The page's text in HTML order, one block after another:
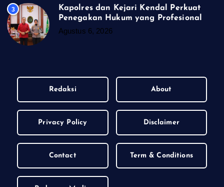
3
Kapolres dan Kejari Kendal Perkuat
Penegakan Hukum yang Profesional
Agustus 6, 2026
Redaksi About
Privacy Policy Disclaimer
Contact Term & Conditions